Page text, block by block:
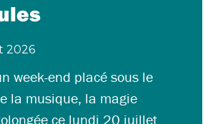
2026
week-end placé sous le
la musique, la magie
ce lundi 20 juillet